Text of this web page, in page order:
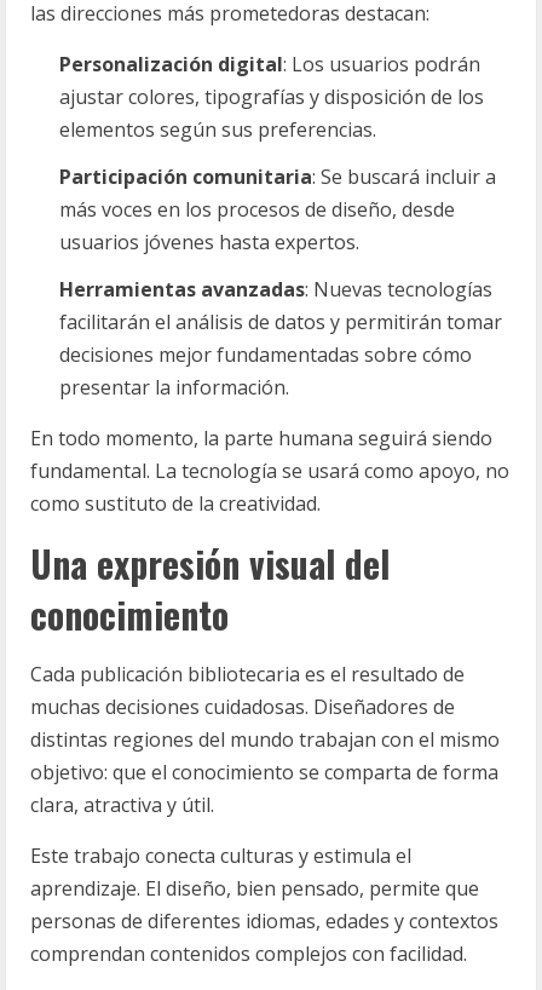
las direcciones más prometedoras destacan:
Personalización digital: Los usuarios podrán
ajustar colores, tipografías y disposición de los
elementos según sus preferencias.
Participación comunitaria: Se buscará incluir a
más voces en los procesos de diseño, desde
usuarios jóvenes hasta expertos.
Herramientas avanzadas: Nuevas tecnologías
facilitarán el análisis de datos y permitirán tomar
decisiones mejor fundamentadas sobre cómo
presentar la información.
En todo momento, la parte humana seguirá siendo
fundamental. La tecnología se usará como apoyo, no
como sustituto de la creatividad.
Una expresión visual del
conocimiento
Cada publicación bibliotecaria es el resultado de
muchas decisiones cuidadosas. Diseñadores de
distintas regiones del mundo trabajan con el mismo
objetivo: que el conocimiento se comparta de forma
clara, atractiva y útil.
Este trabajo conecta culturas y estimula el
aprendizaje. El diseño, bien pensado, permite que
personas de diferentes idiomas, edades y contextos
comprendan contenidos complejos con facilidad.